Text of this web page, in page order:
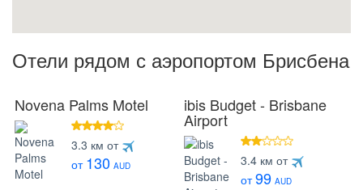
Отели рядом с аэропортом Брисбена
Novena Palms Motel
4 звезды
3.3 км от
от 130 AUD
ibis Budget - Brisbane
Airport
2 звезды
3.4 км от
от99 AUD